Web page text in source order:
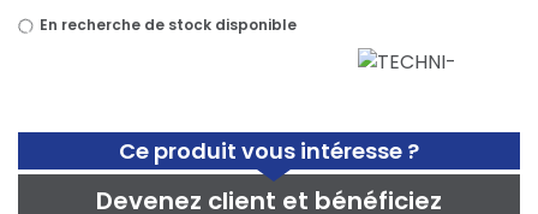
Ce produit vous intéresse ?
Devenez client et bénéficiez
En recherche de stock disponible